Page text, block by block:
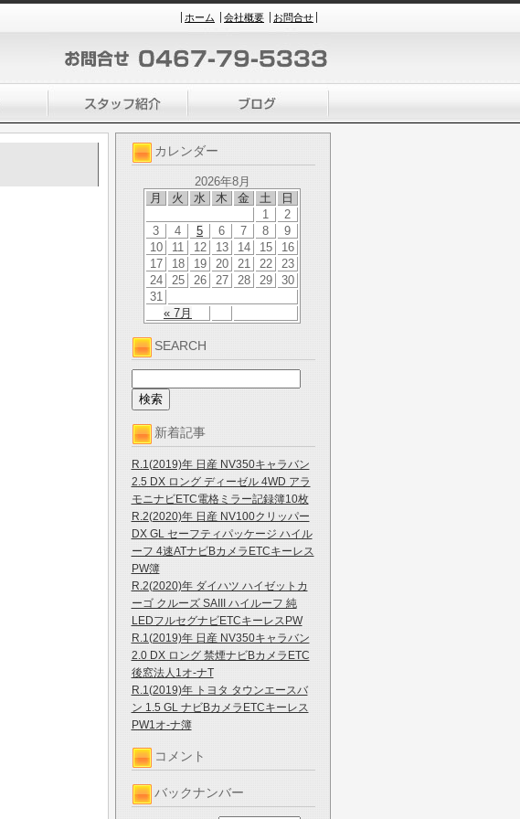
ホーム 会社概要 お問合せ
カレンダー
2026年8月
月
火 水 木 金 土 日
« 7月
1
2
3
4 5 6 7 8
9
10
11 12 13 14 15
16
17
18 19 20 21 22
23
24
25 26 27 28 29
30
31
SEARCH
新着記事
R.1(2019)年 日産 NV350キャラバン
2.5 DX ロング ディーゼル 4WD アラ
モニナビETC電格ミラー記録簿10枚
R.2(2020)年 日産 NV100クリッパー
DX GL セーフティパッケージ ハイル
ーフ 4速ATナビBカメラETCキーレス
PW簿
R.2(2020)年 ダイハツ ハイゼットカ
ーゴ クルーズ SAIII ハイルーフ 純
LEDフルセグナビETCキーレスPW
R.1(2019)年 日産 NV350キャラバン
2.0 DX ロング 禁煙ナビBカメラETC
後窓法人1オ-ナT
R.1(2019)年 トヨタ タウンエースバ
ン 1.5 GL ナビBカメラETCキーレス
PW1オ-ナ簿
コメント
バックナンバー